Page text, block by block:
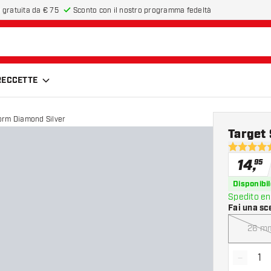
gratuita da € 75 Sconto con il nostro programma fedeltà
Diamond Silver
4.6 stelle
Target
14,95
Spedito
Fai una
26
-